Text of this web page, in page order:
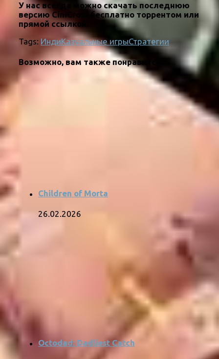
У нас всегда можно скачать последнюю
версию CiniCross бесплатно торрентом или
прямой ссылкой.
Tags: ИндиКазуальные игрыСтратегии
Возможно, вам также понравится:
Children of Morta
26.02.2026
Octodad: Dadliest Catch